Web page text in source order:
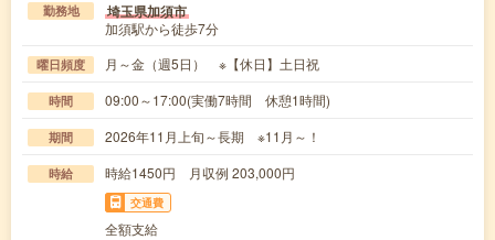
勤務地 埼玉県加須市
加須駅から徒歩7分
曜日頻度 月～金（週5日） ※【休日】土日祝
時間 09:00～17:00(実働7時間 休憩1時間)
期間 2026年11月上旬～長期 ※11月～！
時給 時給1450円 月収例 203,000円
交通費
全額支給